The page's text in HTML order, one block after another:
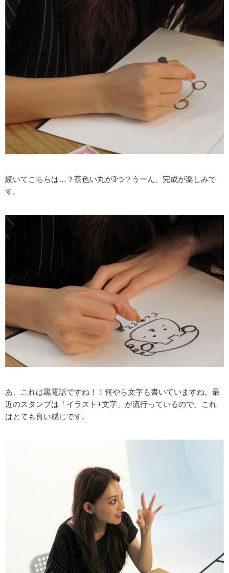
続いてこちらは…？茶色い丸が3つ？うーん、完成が楽しみで
す。
あ、これは黒電話ですね！！何やら文字も書いていますね。最
近のスタンプは「イラスト+文字」が流行っているので、これ
はとても良い感じです。